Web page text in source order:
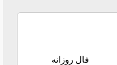
فال روزانه